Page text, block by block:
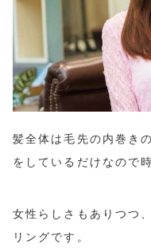
髪全体は毛先の内巻き
をしているだけなので
女性らしさもありつつ
リングです。